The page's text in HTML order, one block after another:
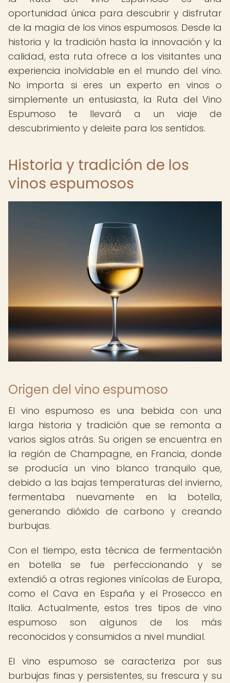
oportunidad única para descubrir y disfrutar
de la magia de los vinos espumosos. Desde la
historia y la tradición hasta la innovación y la
calidad, esta ruta ofrece a los visitantes una
experiencia inolvidable en el mundo del vino.
No importa si eres un experto en vinos o
simplemente un entusiasta, la Ruta del Vino
Espumoso te llevará a un viaje de
descubrimiento y deleite para los sentidos.
Historia y tradición de los
vinos espumosos
Origen del vino espumoso
El vino espumoso es una bebida con una
larga historia y tradición que se remonta a
varios siglos atrás. Su origen se encuentra en
la región de Champagne, en Francia, donde
se producía un vino blanco tranquilo que,
debido a las bajas temperaturas del invierno,
fermentaba nuevamente en la botella,
generando dióxido de carbono y creando
burbujas.
Con el tiempo, esta técnica de fermentación
en botella se fue perfeccionando y se
extendió a otras regiones vinícolas de Europa,
como el Cava en España y el Prosecco en
Italia. Actualmente, estos tres tipos de vino
espumoso son algunos de los más
reconocidos y consumidos a nivel mundial.
El vino espumoso se caracteriza por sus
burbujas finas y persistentes, su frescura y su